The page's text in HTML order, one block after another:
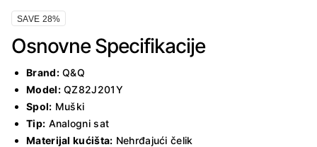
SAVE 28%
Osnovne Specifikacije
Brand:Q&Q
Model:QZ82J201Y
Spol: Muški
Tip: Analogni sat
Materijal kućišta: Nehrđajući čelik